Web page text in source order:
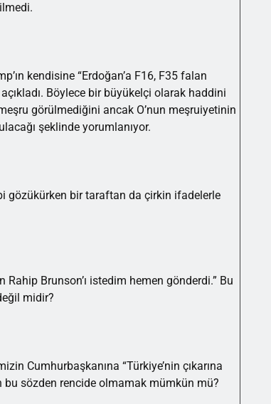
kendisine “Erdoğan’a F16, F35 falan
Böylece bir büyükelçi olarak haddini
görülmediğini ancak O’nun meşruiyetinin
şeklinde yorumlanıyor.
gözükürken bir taraftan da çirkin ifadelerle
Brunson’ı istedim hemen gönderdi.” Bu
midir?
Cumhurbaşkanına “Türkiye’nin çıkarına
bu sözden rencide olmamak mümkün mü?